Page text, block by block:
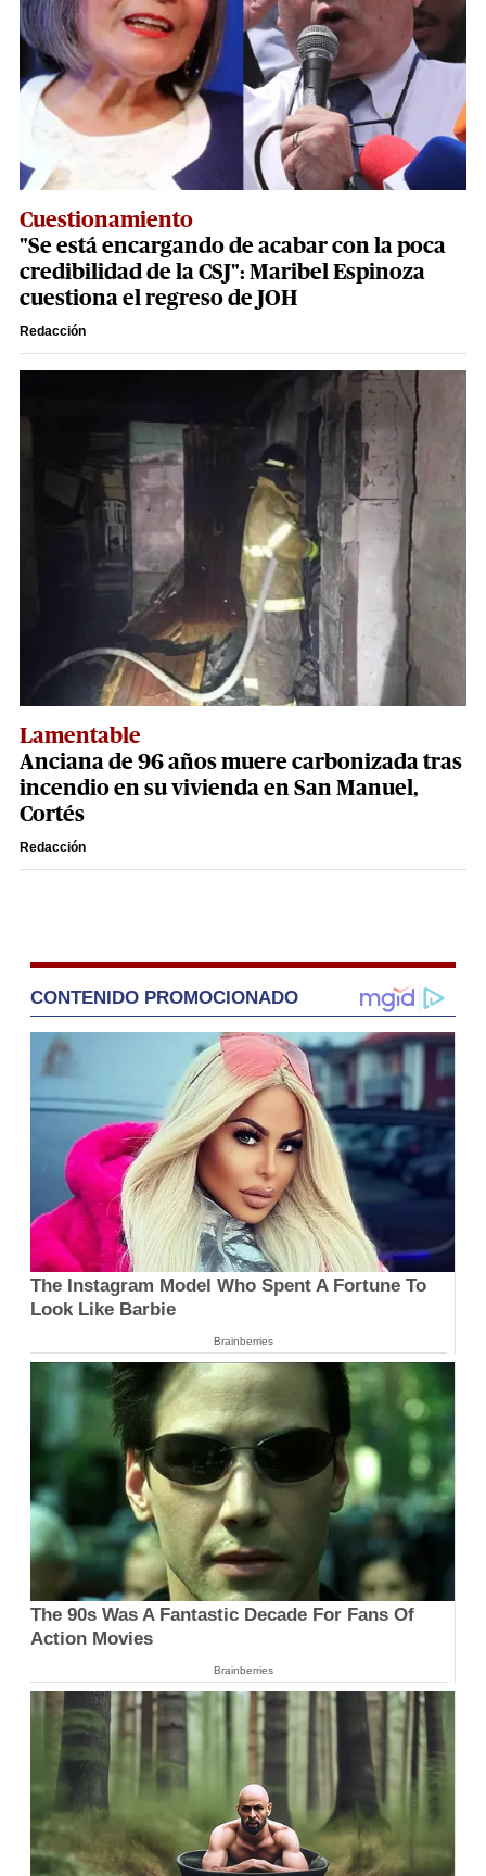
Cuestionamiento
"Se está encargando de acabar con la poca
credibilidad de la CSJ": Maribel Espinoza
cuestiona el regreso de JOH
Redacción
Lamentable
Anciana de 96 años muere carbonizada tras
incendio en su vivienda en San Manuel,
Cortés
Redacción
CONTENIDO PROMOCIONADO
The Instagram Model Who Spent A Fortune To
Look Like Barbie
Brainberries
The 90s Was A Fantastic Decade For Fans Of
Action Movies
Brainberries